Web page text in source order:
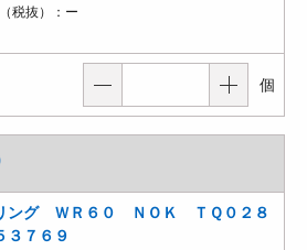
税抜）： ー
個
ング ＷＲ６０ ＮＯＫ ＴＱ０２８
３７６９